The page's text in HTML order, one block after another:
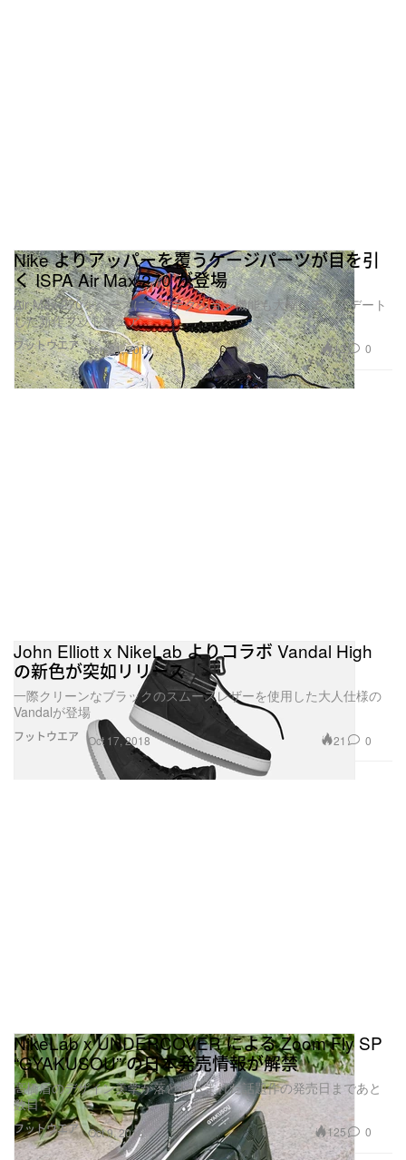
フットウエア
Nike よりアッパーを覆うケージパーツが目を引
く ISPA Air Max 270 が登場
Air Max 270をベースにプロテクション機能も大幅にアップデート
した新作フットウェア
Jan 21, 2019 12 0
フットウエア
John Elliott x NikeLab よりコラボ Vandal High
の新色が突如リリース
一際クリーンなブラックのスムースレザーを使用した大人仕様の
Vandalが登場
Oct 17, 2018 21 0
フットウエア
NikeLab x UNDERCOVER による Zoom Fly SP
“GYAKUSOU” の日本発売情報が解禁
高橋盾のデザイン美学が落とし込まれた話題作の発売日まであと
数日
Oct 9, 2018 125 0